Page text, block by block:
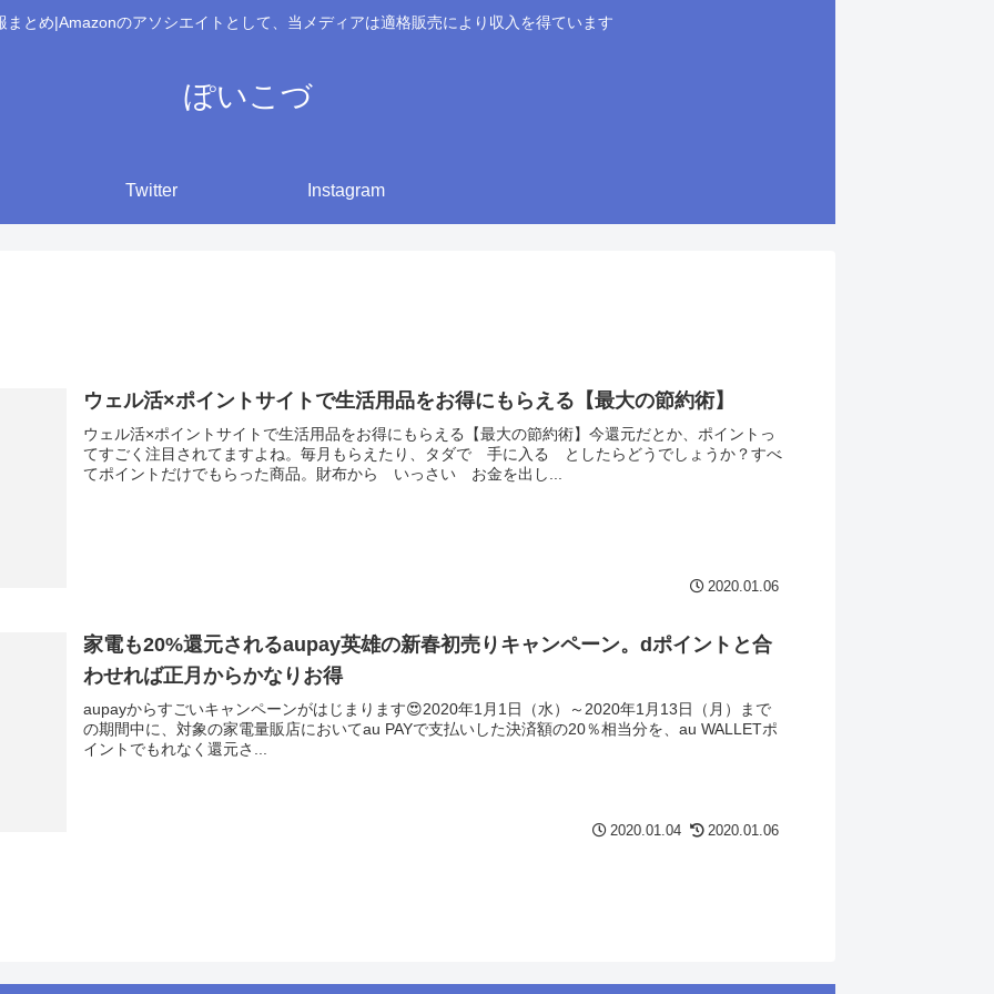
まとめ|Amazonのアソシエイトとして、当メディアは適格販売により収入を得ています
ぽいこづ
Twitter Instagram
ウェル活×ポイントサイトで生活用品をお得にもらえる【最大の節約術】
ウェル活×ポイントサイトで生活用品をお得にもらえる【最大の節約術】今還元だとか、ポイントっ
てすごく注目されてますよね。毎月もらえたり、タダで 手に入る としたらどうでしょうか？すべ
てポイントだけでもらった商品。財布から いっさい お金を出し...
2020.01.06
家電も20%還元されるaupay英雄の新春初売りキャンペーン。dポイントと合
わせれば正月からかなりお得
aupayからすごいキャンペーンがはじまります😍 2020年1月1日（水）～2020年1月13日（月） まで
の期間中に、対象の家電量販店においてau PAYで支払いした決済額の20％相当分を、au WALLETポ
イントで もれなく還元さ...
2020.01.04 2020.01.06